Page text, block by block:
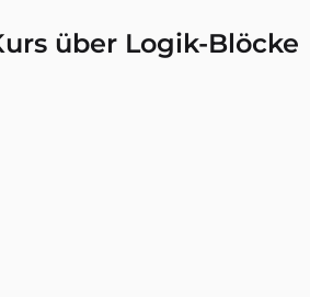
über Logik-Blöcke